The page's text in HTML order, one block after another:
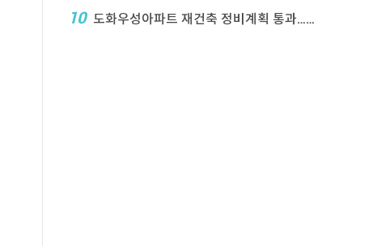
10 도화우성아파트 재건축 정비계획 통과…1,612세대 ...